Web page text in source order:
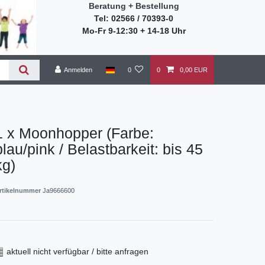
Beratung + Bestellung
Tel: 02566 / 70393-0
Mo-Fr 9-12:30 + 14-18 Uhr
Anmelden 0 0 0,00 EUR
x Moonhopper (Farbe:
pink / Belastbarkeit: bis 45
Ja9666600
aktuell nicht verfügbar / bitte anfragen